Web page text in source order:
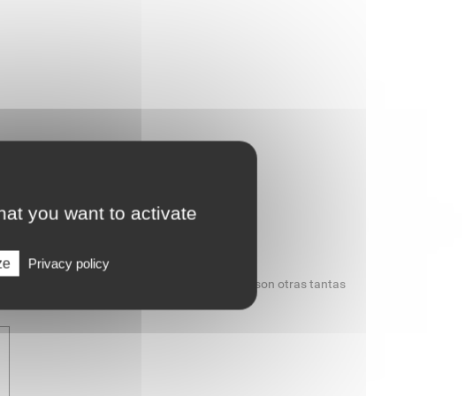
detección de marcas impresas, etc.) son otras tantas
you want to activate
Privacy policy